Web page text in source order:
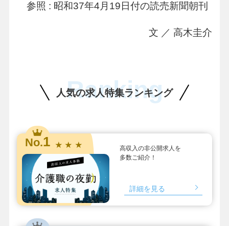
参照 : 昭和37年4月19日付の読売新聞朝刊
文 ／ 高木圭介
人気の求人特集ランキング
Ranking
No.1 ★ ★ ★
高収入の非公開求人を
多数ご紹介！
詳細を見る